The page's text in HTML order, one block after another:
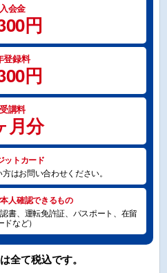
入会金
円
登録料
円
受講料
月分
ットカード
はお問い合わせください。
人確認できるもの
書、運転免許証、パスポート、在留
ドなど）
全て税込です。